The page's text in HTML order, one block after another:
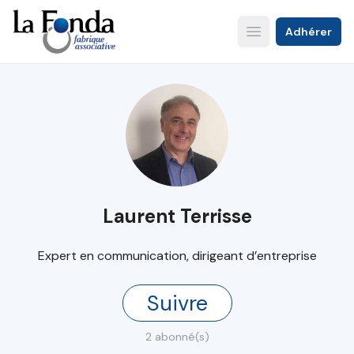
Aller
au
contenu
principal
Open main menu
Adhérer
Laurent Terrisse
Expert en communication, dirigeant d’entreprise
Suivre
2 abonné(s)